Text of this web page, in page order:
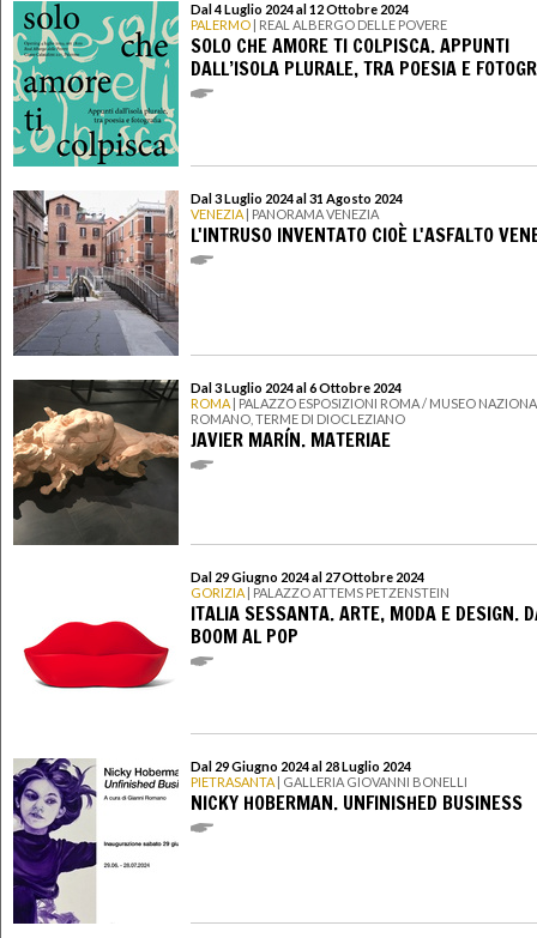
Dal 4 Luglio 2024 al 12 Ottobre 2024
PALERMO | REAL ALBERGO DELLE POVERE
SOLO CHE AMORE TI COLPISCA. APPUNTI
DALL’ISOLA PLURALE, TRA POESIA E
Dal 3 Luglio 2024 al 31 Agosto 2024
VENEZIA | PANORAMA VENEZIA
L'INTRUSO INVENTATO CIOÈ L'ASFALTO
Dal 3 Luglio 2024 al 6 Ottobre 2024
ROMA | PALAZZO ESPOSIZIONI ROMA / MUSEO
ROMANO, TERME DI DIOCLEZIANO
JAVIER MARÍN. MATERIAE
Dal 29 Giugno 2024 al 27 Ottobre 2024
GORIZIA | PALAZZO ATTEMS PETZENSTEIN
ITALIA SESSANTA. ARTE, MODA E DESIGN.
BOOM AL POP
Dal 29 Giugno 2024 al 28 Luglio 2024
PIETRASANTA | GALLERIA GIOVANNI BONELLI
NICKY HOBERMAN. UNFINISHED BUSINESS